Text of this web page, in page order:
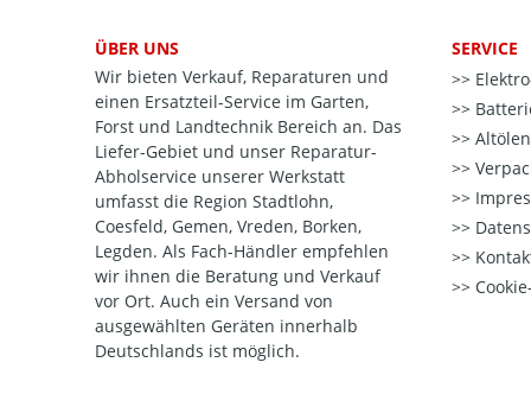
ÜBER UNS
Wir bieten Verkauf, Reparaturen und
einen Ersatzteil-Service im Garten,
Forst und Landtechnik Bereich an. Das
Liefer-Gebiet und unser Reparatur-
Abholservice unserer Werkstatt
umfasst die Region Stadtlohn,
Coesfeld, Gemen, Vreden, Borken,
Legden. Als Fach-Händler empfehlen
wir ihnen die Beratung und Verkauf
vor Ort. Auch ein Versand von
ausgewählten Geräten innerhalb
Deutschlands ist möglich.
SERVICE